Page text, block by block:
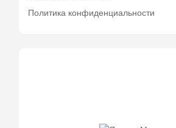
Политика конфиденциальности